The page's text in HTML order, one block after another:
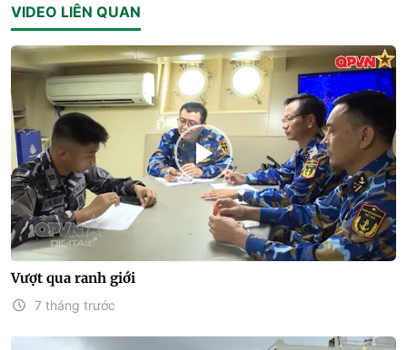
VIDEO LIÊN QUAN
Vượt qua ranh giới
7 tháng trước